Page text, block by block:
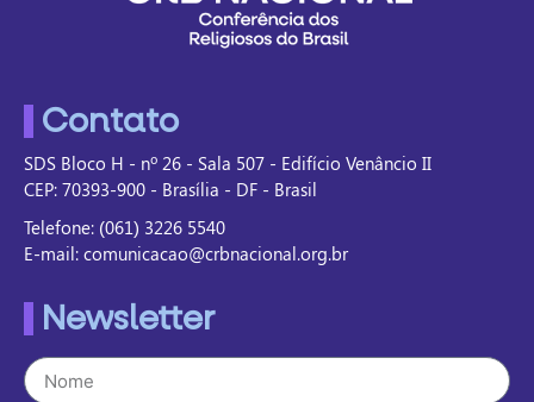
Contato
SDS Bloco H - nº 26 - Sala 507 - Edifício Venâncio II
CEP: 70393-900 - Brasília - DF - Brasil
Telefone: (061) 3226 5540
E-mail: comunicacao@crbnacional.org.br
Newsletter